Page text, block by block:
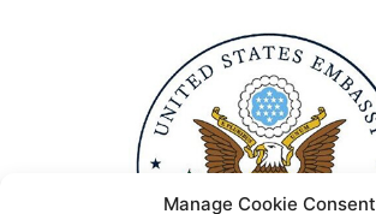
Manage Cookie Consent